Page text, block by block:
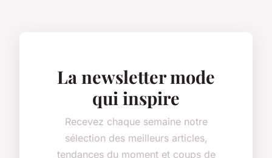
La newsletter mode
qui inspire
Recevez chaque semaine notre
sélection des meilleurs articles,
tendances du moment et coups de